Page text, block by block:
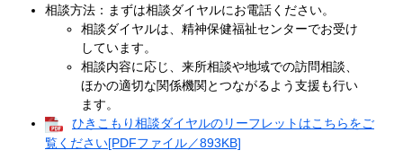
相談方法：まずは相談ダイヤルにお電話ください。
相談ダイヤルは、精神保健福祉センターでお受け
しています。
相談内容に応じ、来所相談や地域での訪問相談、
ほかの適切な関係機関とつながるよう支援も行い
ます。
ひきこもり相談ダイヤルのリーフレットはこちらをご
覧ください[PDFファイル／893KB]